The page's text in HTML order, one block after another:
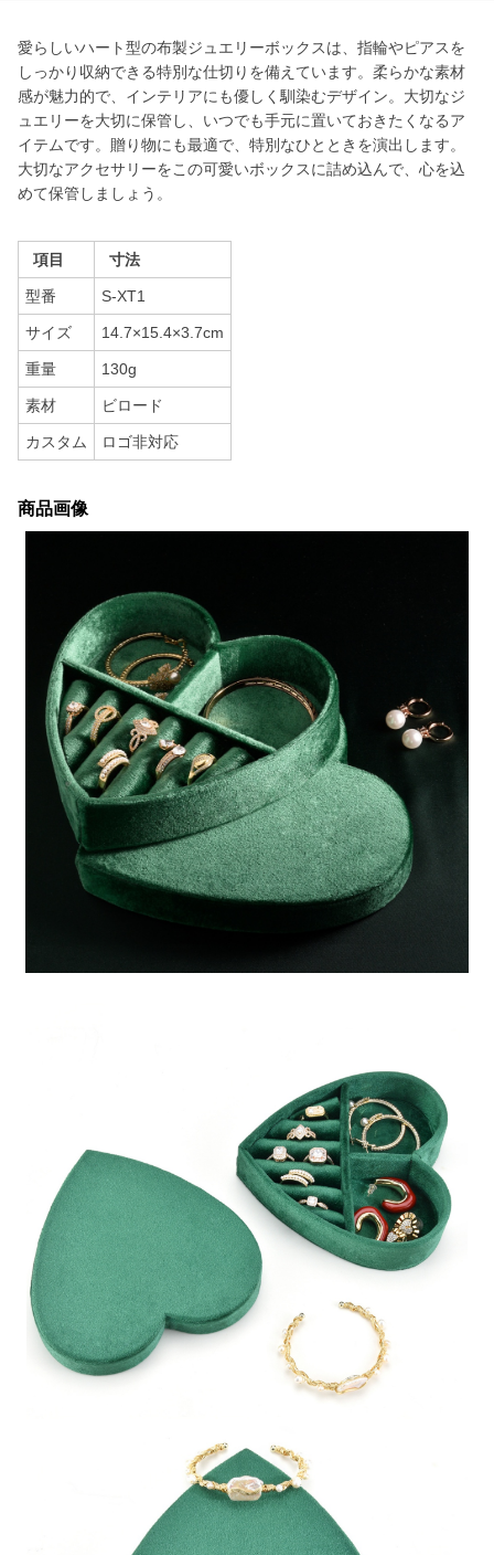
愛らしいハート型の布製ジュエリーボックスは、指輪やピアスを
しっかり収納できる特別な仕切りを備えています。柔らかな素材
感が魅力的で、インテリアにも優しく馴染むデザイン。大切なジ
ュエリーを大切に保管し、いつでも手元に置いておきたくなるア
イテムです。贈り物にも最適で、特別なひとときを演出します。
大切なアクセサリーをこの可愛いボックスに詰め込んで、心を込
めて保管しましょう。
項目 寸法
型番 S-XT1
サイズ 14.7×15.4×3.7cm
重量 130g
素材 ビロード
カスタム ロゴ非対応
商品画像